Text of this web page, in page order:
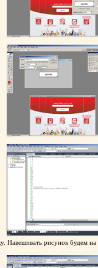
Навешивать рисунок будем